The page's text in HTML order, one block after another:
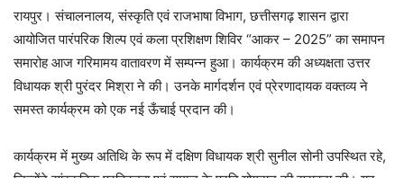
रायपुर। संचालनालय, संस्कृति एवं राजभाषा विभाग, छत्तीसगढ़ शासन द्वारा
आयोजित पारंपरिक शिल्प एवं कला प्रशिक्षण शिविर “आकर – 2025” का समापन
समारोह आज गरिमामय वातावरण में सम्पन्न हुआ। कार्यक्रम की अध्यक्षता उत्तर
विधायक श्री पुरंदर मिश्रा ने की। उनके मार्गदर्शन एवं प्रेरणादायक वक्तव्य ने
समस्त कार्यक्रम को एक नई ऊँचाई प्रदान की।
कार्यक्रम में मुख्य अतिथि के रूप में दक्षिण विधायक श्री सुनील सोनी उपस्थित रहे,